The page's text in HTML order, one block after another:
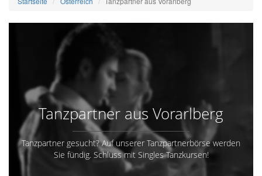
Tanzpartner aus Vorarlberg
Tanzpartner gesucht? Auf unserer Tanzpartnerbörse werden
Sie fündig. Schluss mit Singles Tanzkursen!